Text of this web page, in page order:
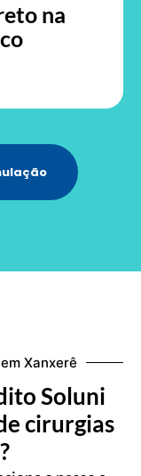
na
Xanxerê
Soluni
cirurgias